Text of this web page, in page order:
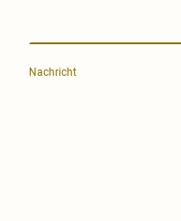
Nachricht